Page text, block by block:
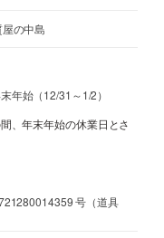
の中島
年始（12/31～1/2）
、年末年始の休業日とさ
号（道具